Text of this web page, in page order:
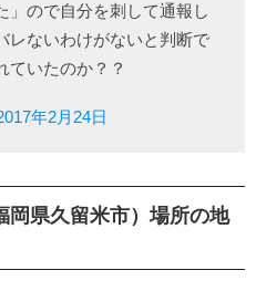
」ので自分を刺して通報し
レないわけがないと判断で
ていたのか？？
年2月24日
岡県久留米市）場所の地